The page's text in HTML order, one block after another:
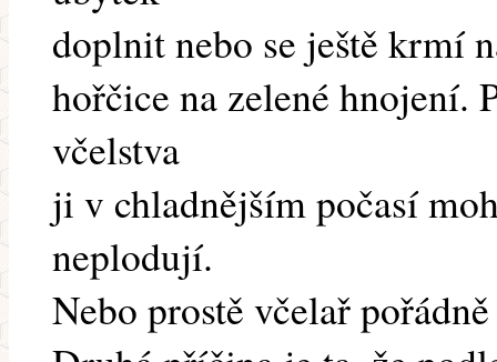
doplnit nebo se ještě krmí
hořčice na zelené hnojení.
včelstva
ji v chladnějším počasí
neplodují.
Nebo prostě včelař